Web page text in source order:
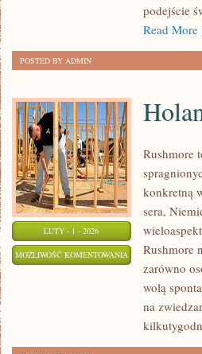
SZTUCE
podejście
Read More
POSTED BY ADMIN
LUTY - 1 - 2026
MOŻLIWOŚĆ KOMENTOWANIA HOLANDIA
Rushmore
konkretną
sera,
Rushmore
zarówno
wolą
na